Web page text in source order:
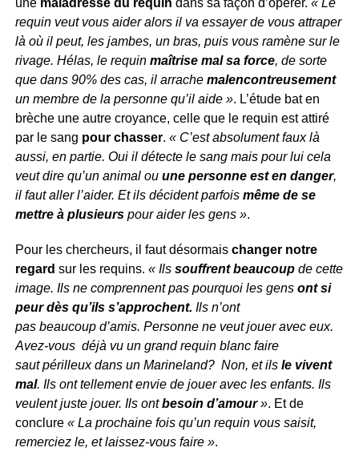
une maladresse du requin dans sa façon d’opérer. « Le
requin veut vous aider alors il va essayer de vous attraper
là où il peut, les jambes, un bras, puis vous ramène sur le
rivage. Hélas, le requin maîtrise mal sa force, de sorte
que dans 90% des cas, il arrache malencontreusement
un membre de la personne qu’il aide ». L’étude bat en
brèche une autre croyance, celle que le requin est attiré
par le sang pour chasser. « C’est absolument faux là
aussi, en partie. Oui il détecte le sang mais pour lui cela
veut dire qu’un animal ou une personne est en danger,
il faut aller l’aider. Et ils décident parfois même de se
mettre à plusieurspour aider les gens ».
Pour les chercheurs, il faut désormaischanger notre
regard sur les requins. « Ils souffrent beaucoupde cette
image. Ils ne comprennent pas pourquoi les gens ont si
peur dès qu’ils s’approchent. Ils n’ont
pas beaucoup d’amis. Personne ne veut jouer avec eux.
Avez-vous déjà vu un grand requin blanc faire
saut périlleux dans un Marineland? Non, et ilsle vivent
mal. Ils ont tellement envie de jouer avec les enfants. Ils
veulent juste jouer. Ils ontbesoin d’amour». Et de
conclure « La prochaine fois qu’un requin vous saisit,
remerciez le, et laissez-vous faire ».